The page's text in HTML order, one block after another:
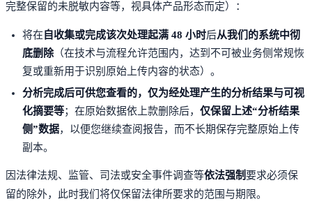
完整保留的未脱敏内容等，视具体产品形态而定）：
将在 自收集或完成该次处理起满 48 小时后从我们的系统中彻
底删除（在技术与流程允许范围内，达到不可被业务侧常规恢
复或重新用于识别原始上传内容的状态）。
分析完成后可供您查看的，仅为经处理产生的分析结果与可视
化摘要等；在原始数据依上款删除后， 仅保留上述“分析结果
侧”数据，以便您继续查阅报告，而不长期保存完整原始上传
副本。
因法律法规、监管、司法或安全事件调查等依法强制要求必须保
留的除外，此时我们将仅保留法律所要求的范围与期限。